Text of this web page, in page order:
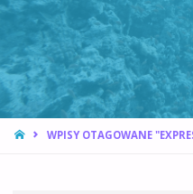
STRONA
WPISY OTAGOWANE